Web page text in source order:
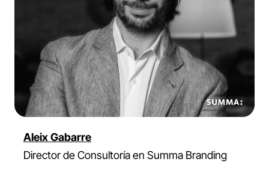
Aleix Gabarre
Director de Consultoría en Summa Branding